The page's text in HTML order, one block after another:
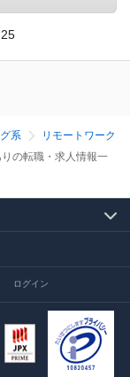
系
リモートワーク
の転職・求人情報一
ログイン